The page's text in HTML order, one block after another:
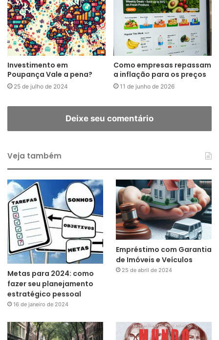
Investimento em
Poupança Vale a pena?
25 de julho de 2024
Como empresas repassam
a inflação para os preços
11 de junho de 2026
Deixe seu comentário
Veja também
Metas para 2024: como
fazer seu planejamento
estratégico pessoal
16 de janeiro de 2024
Empréstimo com Garantia
de Imóveis e Veículos
25 de abril de 2024